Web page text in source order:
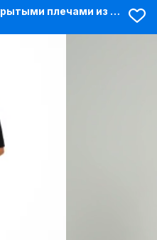
Платье вечернее с открытыми плечами из трикотажа нарядное